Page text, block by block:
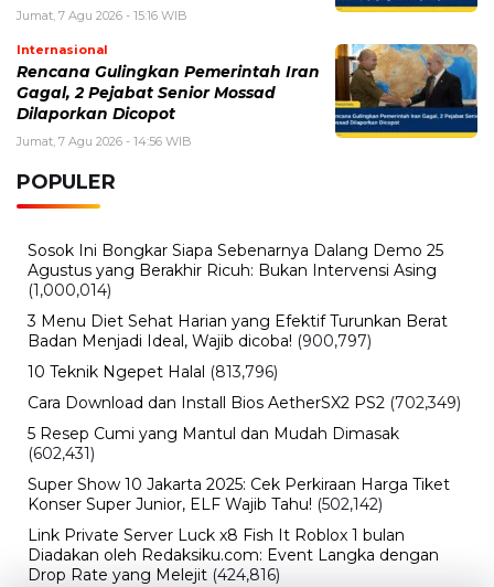
Jumat, 7 Agu 2026 - 15:16 WIB
Internasional
Rencana Gulingkan Pemerintah Iran
Gagal, 2 Pejabat Senior Mossad
Dilaporkan Dicopot
Jumat, 7 Agu 2026 - 14:56 WIB
POPULER
Sosok Ini Bongkar Siapa Sebenarnya Dalang Demo 25
Agustus yang Berakhir Ricuh: Bukan Intervensi Asing
(1,000,014)
3 Menu Diet Sehat Harian yang Efektif Turunkan Berat
Badan Menjadi Ideal, Wajib dicoba! (900,797)
10 Teknik Ngepet Halal (813,796)
Cara Download dan Install Bios AetherSX2 PS2 (702,349)
5 Resep Cumi yang Mantul dan Mudah Dimasak
(602,431)
Super Show 10 Jakarta 2025: Cek Perkiraan Harga Tiket
Konser Super Junior, ELF Wajib Tahu! (502,142)
Link Private Server Luck x8 Fish It Roblox 1 bulan
Diadakan oleh Redaksiku.com: Event Langka dengan
Drop Rate yang Melejit (424,816)